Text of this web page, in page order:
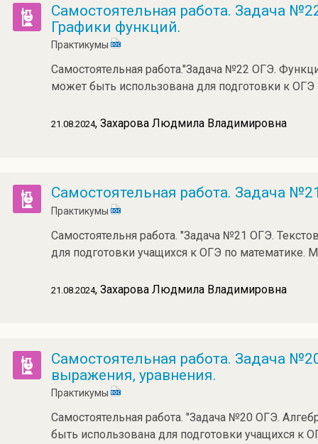
Самостоятельная работа. Задача
Графики функций.
Практикумы
Самостоятельная работа."Задача №22 ОГЭ.
может быть использована для подготовки к ОГЭ
21.08.2024, Захарова Людмила Владимировна
Самостоятельная работа. Задача
Практикумы
Самостоятельня работа. "Задача №21 ОГЭ.
для подготовки учащихся к ОГЭ по математике.
21.08.2024, Захарова Людмила Владимировна
Самостоятельная работа. Задача
выражения, уравнения.
Практикумы
Самостоятельная работа. "Задача №20 ОГЭ.
быть использована для подготовки учащихся к